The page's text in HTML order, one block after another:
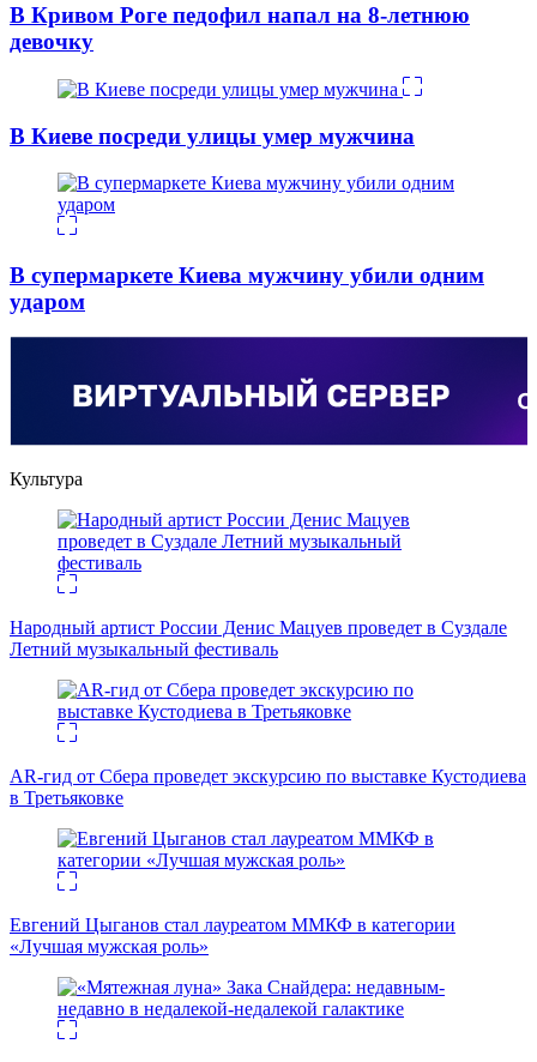
В Кривом Роге педофил напал на 8-летнюю
девочку
В Киеве посреди улицы умер мужчина
В супермаркете Киева мужчину убили одним
ударом
Культура
Народный артист России Денис Мацуев проведет в Суздале
Летний музыкальный фестиваль
AR-гид от Сбера проведет экскурсию по выставке Кустодиева
в Третьяковке
Евгений Цыганов стал лауреатом ММКФ в категории
«Лучшая мужская роль»